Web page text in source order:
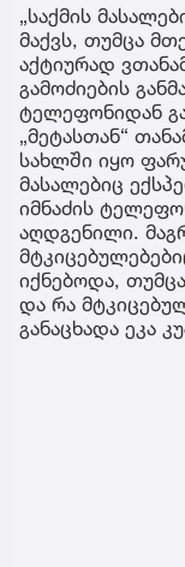
„საქმის
მაქვს, თუმცა
აქტიურად
გამოძიების
ტელეფონიდან
„მეტასთან“
სახლში იყო
მასალებიც
იმნაძის
აღდგენილი.
იქნებოდა,
და რა
განაცხადა ეკა